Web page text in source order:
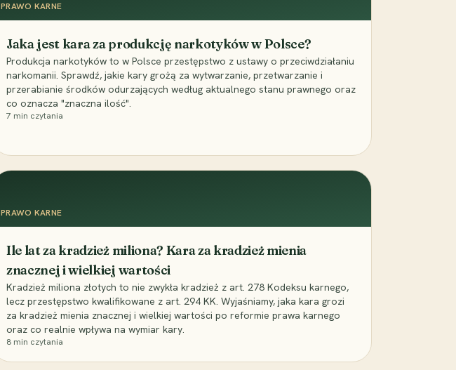
PRAWO KARNE
Jaka jest kara za produkcję narkotyków w Polsce?
Produkcja narkotyków to w Polsce przestępstwo z ustawy o przeciwdziałaniu
narkomanii. Sprawdź, jakie kary grożą za wytwarzanie, przetwarzanie i
przerabianie środków odurzających według aktualnego stanu prawnego oraz
co oznacza "znaczna ilość".
7 min czytania
PRAWO KARNE
Ile lat za kradzież miliona? Kara za kradzież mienia
znacznej i wielkiej wartości
Kradzież miliona złotych to nie zwykła kradzież z art. 278 Kodeksu karnego,
lecz przestępstwo kwalifikowane z art. 294 KK. Wyjaśniamy, jaka kara grozi
za kradzież mienia znacznej i wielkiej wartości po reformie prawa karnego
oraz co realnie wpływa na wymiar kary.
8 min czytania